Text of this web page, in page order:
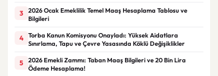
3
2026 Ocak Emeklilik Temel Maaş Hesaplama Tablosu ve
Bilgileri
4
Torba Kanun Komisyonu Onayladı: Yüksek Aidatlara
Sınırlama, Tapu ve Çevre Yasasında Köklü Değişiklikler
5
2026 Emekli Zammı: Taban Maaş Bilgileri ve 20 Bin Lira
Ödeme Hesaplama!